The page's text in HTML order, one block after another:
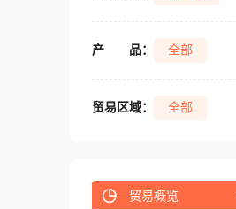
产 品： 全部
贸易区域： 全部
贸易概览